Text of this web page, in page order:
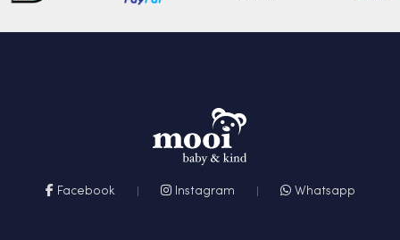
Facebook Instagram Whatsapp